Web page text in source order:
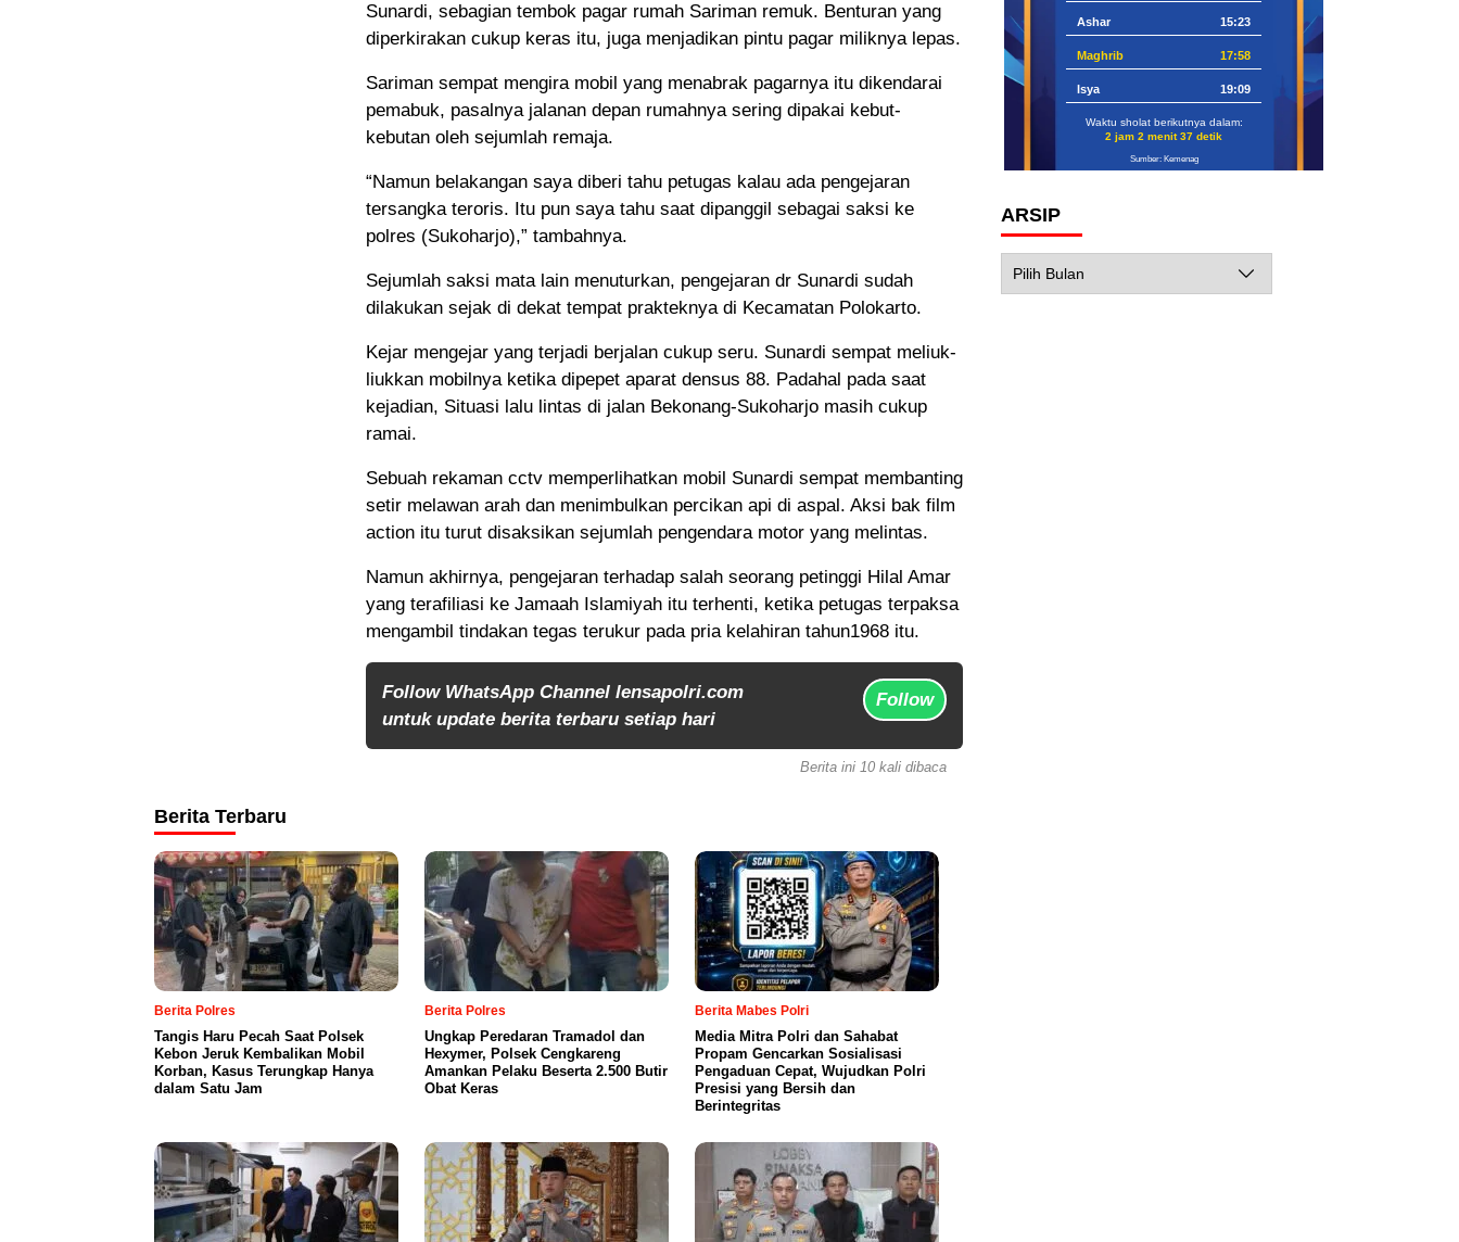
Sunardi, sebagian tembok pagar rumah Sariman remuk. Benturan yang
diperkirakan cukup keras itu, juga menjadikan pintu pagar miliknya lepas.
Sariman sempat mengira mobil yang menabrak pagarnya itu dikendarai
pemabuk, pasalnya jalanan depan rumahnya sering dipakai kebut-
kebutan oleh sejumlah remaja.
“Namun belakangan saya diberi tahu petugas kalau ada pengejaran
tersangka teroris. Itu pun saya tahu saat dipanggil sebagai saksi ke
polres (Sukoharjo),” tambahnya.
Sejumlah saksi mata lain menuturkan, pengejaran dr Sunardi sudah
dilakukan sejak di dekat tempat prakteknya di Kecamatan Polokarto.
Kejar mengejar yang terjadi berjalan cukup seru. Sunardi sempat meliuk-
liukkan mobilnya ketika dipepet aparat densus 88. Padahal pada saat
kejadian, Situasi lalu lintas di jalan Bekonang-Sukoharjo masih cukup
ramai.
Sebuah rekaman cctv memperlihatkan mobil Sunardi sempat membanting
setir melawan arah dan menimbulkan percikan api di aspal. Aksi bak film
action itu turut disaksikan sejumlah pengendara motor yang melintas.
Namun akhirnya, pengejaran terhadap salah seorang petinggi Hilal Amar
yang terafiliasi ke Jamaah Islamiyah itu terhenti, ketika petugas terpaksa
mengambil tindakan tegas terukur pada pria kelahiran tahun1968 itu.
Follow WhatsApp Channel lensapolri.com
untuk update berita terbaru setiap hari
Follow
Berita ini 10 kali dibaca
Berita Terbaru
Berita Polres
Tangis Haru Pecah Saat Polsek
Kebon Jeruk Kembalikan Mobil
Korban, Kasus Terungkap Hanya
dalam Satu Jam
Berita Polres
Ungkap Peredaran Tramadol dan
Hexymer, Polsek Cengkareng
Amankan Pelaku Beserta 2.500 Butir
Obat Keras
Berita Mabes Polri
Media Mitra Polri dan Sahabat
Propam Gencarkan Sosialisasi
Pengaduan Cepat, Wujudkan Polri
Presisi yang Bersih dan
Berintegritas
Ashar 15:23
Maghrib 17:58
Isya 19:09
Waktu sholat berikutnya dalam:
2 jam 2 menit 36 detik
Sumber: Kemenag
ARSIP